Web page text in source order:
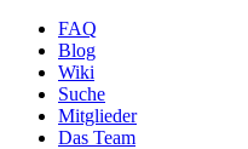
FAQ
Blog
Wiki
Suche
Mitglieder
Das Team